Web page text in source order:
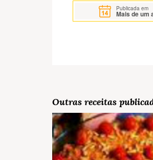
Publicada em
Mais de um
Outras receitas